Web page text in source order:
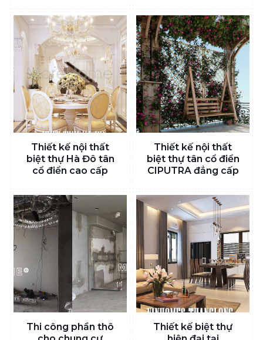
Thiết kế nội thất
biệt thự Hà Đô tân
cổ điển cao cấp
Thiết kế nội thất
biệt thự tân cổ điển
CIPUTRA đẳng cấp
Thi công phần thô
Thiết kế biệt thự